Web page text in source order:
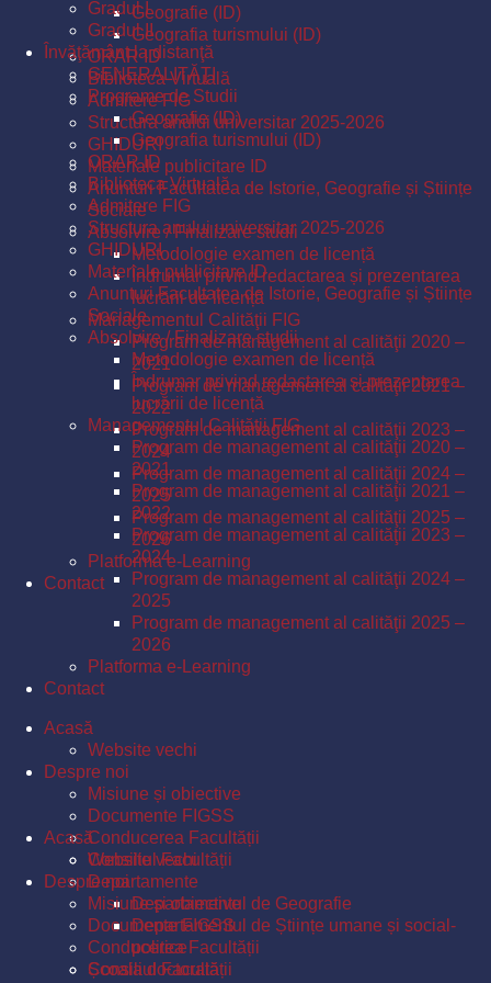
Geografie (ID)
Geografia turismului (ID)
ORAR ID
Biblioteca Virtuală
Admitere FIG
Structura anului universitar 2025-2026
GHIDURI
Materiale publicitare ID
Anunturi Facultatea de Istorie, Geografie și Științe
Sociale
Absolvire / Finalizare studii
Metodologie examen de licență
Îndrumar privind redactarea și prezentarea
lucrării de licență
Managementul Calităţii FIG
Program de management al calităţii 2020 –
2021
Program de management al calităţii 2021 –
2022
Program de management al calităţii 2023 –
2024
Program de management al calităţii 2024 –
2025
Program de management al calităţii 2025 –
2026
Platforma e-Learning
Contact
Gradul I
Gradul II
Învăţământ la distanţă
GENERALITĂŢI
Programe de Studii
Geografie (ID)
Geografia turismului (ID)
ORAR ID
Biblioteca Virtuală
Admitere FIG
Structura anului universitar 2025-2026
GHIDURI
Materiale publicitare ID
Anunturi Facultatea de Istorie, Geografie și Științe
Sociale
Absolvire / Finalizare studii
Metodologie examen de licență
Îndrumar privind redactarea și prezentarea
lucrării de licență
Managementul Calităţii FIG
Program de management al calităţii 2020 –
2021
Program de management al calităţii 2021 –
2022
Program de management al calităţii 2023 –
2024
Program de management al calităţii 2024 –
2025
Program de management al calităţii 2025 –
2026
Platforma e-Learning
Contact
Acasă
Website vechi
Despre noi
Misiune și obiective
Documente FIGSS
Conducerea Facultății
Consiliul Facultății
Departamente
Departamentul de Geografie
Departamentul de Științe umane și social-
politice
Școala doctorală
Acasă
Website vechi
Despre noi
Misiune și obiective
Documente FIGSS
Conducerea Facultății
Consiliul Facultății